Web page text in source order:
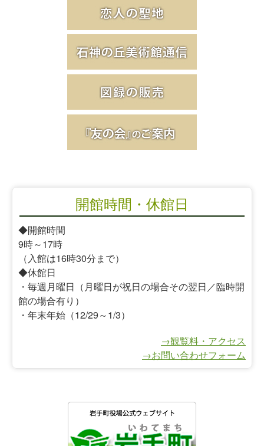
開館時間・休館日
◆開館時間
9時～17時
（入館は16時30分まで）
◆休館日
・毎週月曜日（月曜日が祝日の場合その翌日／臨時開
館の場合有り）
・年末年始（12/29～1/3）
→観覧料・アクセス
→お問い合わせフォーム